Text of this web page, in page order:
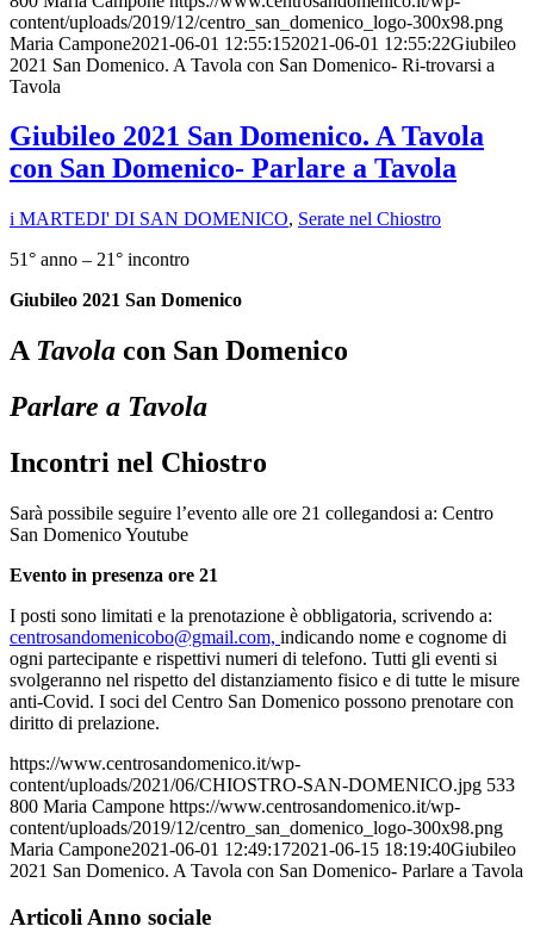
content/uploads/2019/12/centro_san_domenico_logo-300x98.png
Maria Campone2021-06-01 12:55:152021-06-01 12:55:22Giubileo
2021 San Domenico. A Tavola con San Domenico- Ri-trovarsi a
Tavola
Giubileo 2021 San Domenico. A Tavola
con San Domenico- Parlare a Tavola
i MARTEDI' DI SAN DOMENICO, Serate nel Chiostro
51° anno – 21° incontro
Giubileo 2021 San Domenico
ATavola con San Domenico
Parlare a Tavola
Incontri nel Chiostro
Sarà possibile seguire l’evento alle ore 21 collegandosi a: Centro
San Domenico Youtube
Evento in presenza ore 21
I posti sono limitati e la prenotazione è obbligatoria, scrivendo a:
centrosandomenicobo@gmail.com, indicando nome e cognome di
ogni partecipante e rispettivi numeri di telefono. Tutti gli eventi si
svolgeranno nel rispetto del distanziamento fisico e di tutte le misure
anti-Covid. I soci del Centro San Domenico possono prenotare con
diritto di prelazione.
https://www.centrosandomenico.it/wp-
content/uploads/2021/06/CHIOSTRO-SAN-DOMENICO.jpg 533
800 Maria Campone https://www.centrosandomenico.it/wp-
content/uploads/2019/12/centro_san_domenico_logo-300x98.png
Maria Campone2021-06-01 12:49:172021-06-15 18:19:40Giubileo
2021 San Domenico. A Tavola con San Domenico- Parlare a Tavola
Articoli Anno sociale